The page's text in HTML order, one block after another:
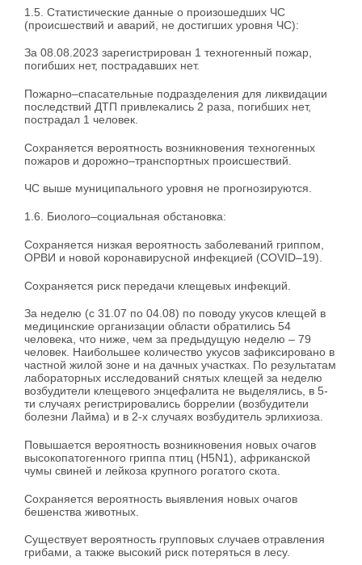
1.5. Статистические данные о произошедших ЧС
(происшествий и аварий, не достигших уровня ЧС):
За 08.08.2023 зарегистрирован 1 техногенный пожар,
погибших нет, пострадавших нет.
Пожарно–спасательные подразделения для ликвидации
последствий ДТП привлекались 2 раза, погибших нет,
пострадал 1 человек.
Сохраняется вероятность возникновения техногенных
пожаров и дорожно–транспортных происшествий.
ЧС выше муниципального уровня не прогнозируются.
1.6. Биолого–социальная обстановка:
Сохраняется низкая вероятность заболеваний гриппом,
ОРВИ и новой коронавирусной инфекцией (COVID–19).
Сохраняется риск передачи клещевых инфекций.
За неделю (с 31.07 по 04.08) по поводу укусов клещей в
медицинские организации области обратились 54
человека, что ниже, чем за предыдущую неделю – 79
человек. Наибольшее количество укусов зафиксировано в
частной жилой зоне и на дачных участках. По результатам
лабораторных исследований снятых клещей за неделю
возбудители клещевого энцефалита не выделялись, в 5-
ти случаях регистрировались боррелии (возбудители
болезни Лайма) и в 2-х случаях возбудитель эрлихиоза.
Повышается вероятность возникновения новых очагов
высокопатогенного гриппа птиц (H5N1), африканской
чумы свиней и лейкоза крупного рогатого скота.
Сохраняется вероятность выявления новых очагов
бешенства животных.
Существует вероятность групповых случаев отравления
грибами, а также высокий риск потеряться в лесу.